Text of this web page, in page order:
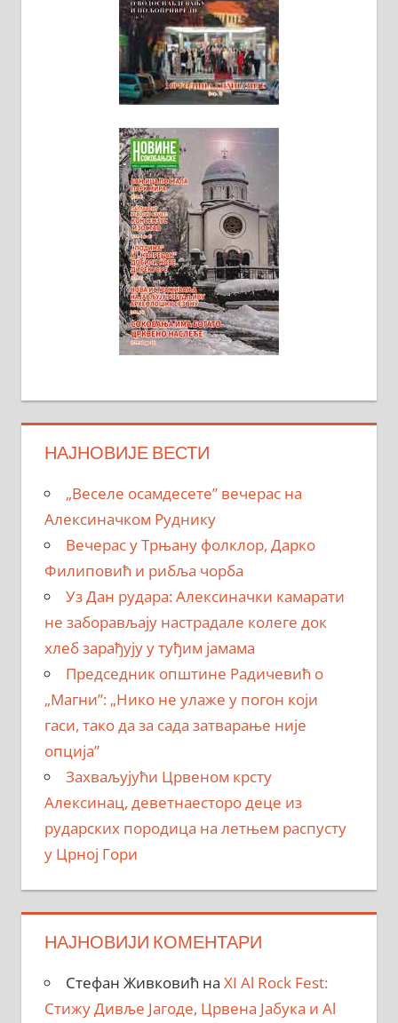
НАЈНОВИЈЕ ВЕСТИ
„Веселе осамдесете” вечерас на
Алексиначком Руднику
Вечерас у Трњану фолклор, Дарко
Филиповић и рибља чорба
Уз Дан рудара: Алексиначки камарати
не заборављају настрадале колеге док
хлеб зарађују у туђим јамама
Председник општине Радичевић о
„Магни”: „Нико не улаже у погон који
гаси, тако да за сада затварање није
опција”
Захваљујући Црвеном крсту
Алексинац, деветнаесторо деце из
рударских породица на летњем распусту
у Црној Гори
НАЈНОВИЈИ КОМЕНТАРИ
Стефан Живковић на XI Al Rock Fest:
Стижу Дивље Јагоде, Црвена Јабука и Al